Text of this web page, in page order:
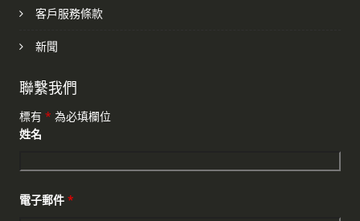
客戶服務條款
新聞
聯繫我們
標有 * 為必填欄位
姓名
電子郵件 *